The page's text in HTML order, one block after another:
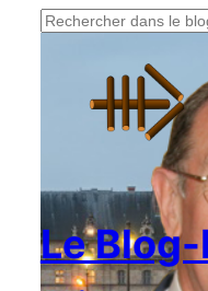
Rechercher
Le